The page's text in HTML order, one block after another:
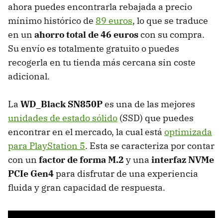
ahora puedes encontrarla rebajada a precio
mínimo histórico de 89 euros, lo que se traduce
en un ahorro total de 46 euroscon su compra.
Su envío es totalmente gratuito o puedes
recogerla en tu tienda más cercana sin coste
adicional.
La WD_Black SN850Pes una de las mejores
unidades de estado sólido (SSD) que puedes
encontrar en el mercado, la cual está optimizada
para PlayStation 5. Esta se caracteriza por contar
con un factor de forma M.2 y una interfaz NVMe
PCIe Gen4para disfrutar de una experiencia
fluida y gran capacidad de respuesta.